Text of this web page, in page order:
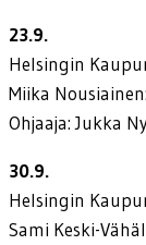
23.9.
Helsingin
Miika Nousiainen:
Ohjaaja: Jukka
30.9.
Helsingin
Sami Keski-